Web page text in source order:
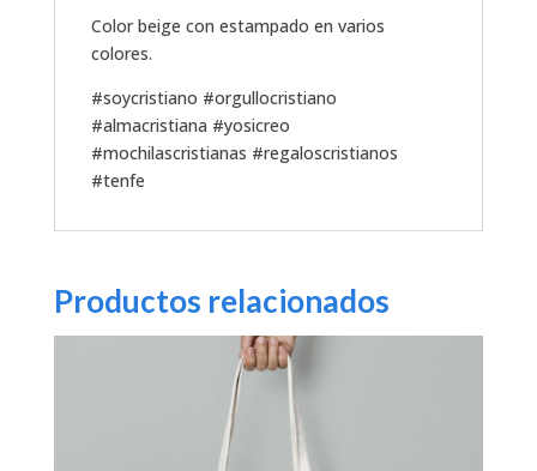
Color beige con estampado en varios
colores.
#soycristiano #orgullocristiano
#almacristiana #yosicreo
#mochilascristianas #regaloscristianos
#tenfe
Productos relacionados